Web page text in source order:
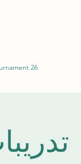
26
تدريبات